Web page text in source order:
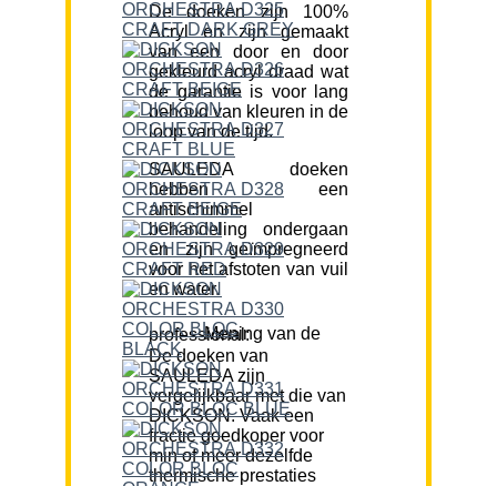
De doeken zijn 100%
Acryl en zijn gemaakt
van een door en door
gekleurd acryl draad wat
de garantie is voor lang
behoud van kleuren in de
loop van de tijd.
SAULEDA doeken
hebben een
antischimmel
behandeling ondergaan
en zijn geïmpregneerd
voor het afstoten van vuil
en water.
Mening van de professional:
De doeken van
SAULEDA zijn
vergelijkbaar met die van
DICKSON. Vaak een
fractie goedkoper voor
min of meer dezelfde
thermische prestaties